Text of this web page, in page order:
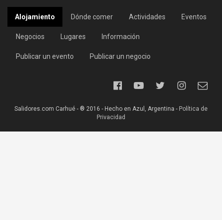
Alojamiento Dónde comer Actividades Eventos
Negocios Lugares Información
Publicar un evento Publicar un negocio
Salidores.com Carhué - ® 2016 - Hecho en Azul, Argentina - Política de
Privacidad